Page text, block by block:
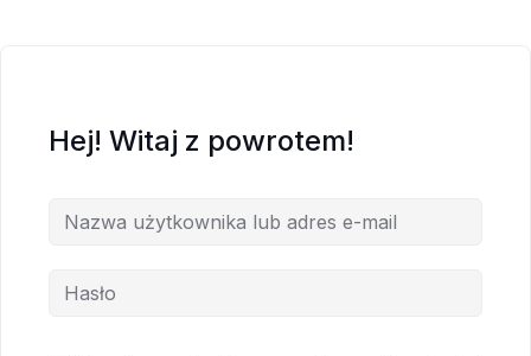
Hej! Witaj z powrotem!